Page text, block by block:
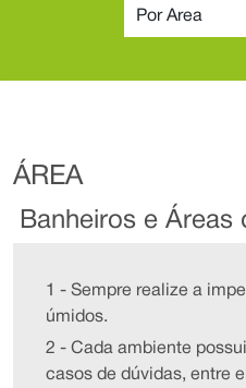
ÁREA
Banheiros e Áreas
1 - Sempre realize a
úmidos.
2 - Cada ambiente
casos de dúvidas, entre